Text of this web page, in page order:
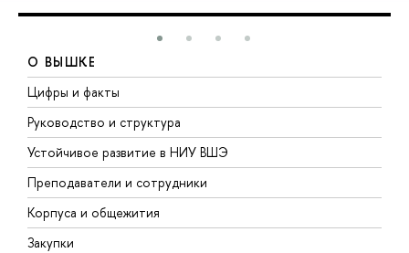
О ВЫШКЕ
Цифры и факты
Руководство и структура
Устойчивое развитие в НИУ ВШЭ
Преподаватели и сотрудники
Корпуса и общежития
Закупки